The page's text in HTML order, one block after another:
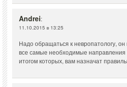
Andrei:
11.10.2015 в 13:25
Надо обращаться к невропатологу,
все самые необходимые направления
итогом которых, вам назначат